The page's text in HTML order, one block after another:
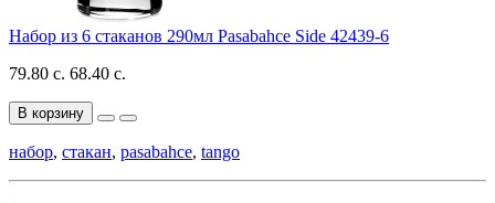
Набор из 6 стаканов 290мл Pasabahce Side 42439-6
79.80 с. 68.40 с.
В корзину
набор, стакан, pasabahce, tango